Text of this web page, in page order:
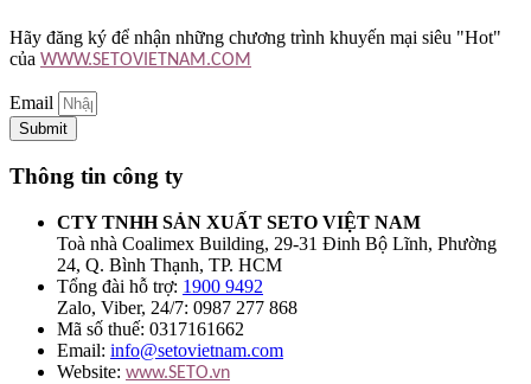
Hãy đăng ký để nhận những chương trình khuyến mại siêu "Hot"
của WWW.SETOVIETNAM.COM
Email
Submit
Thông tin công ty
CTY TNHH SẢN XUẤT SETO VIỆT NAM
Toà nhà Coalimex Building, 29-31 Đinh Bộ Lĩnh, Phường
24, Q. Bình Thạnh, TP. HCM
Tổng đài hỗ trợ: 1900 9492
Zalo, Viber, 24/7: 0987 277 868
Mã số thuế: 0317161662
Email: info@setovietnam.com
Website: www.SETO.vn